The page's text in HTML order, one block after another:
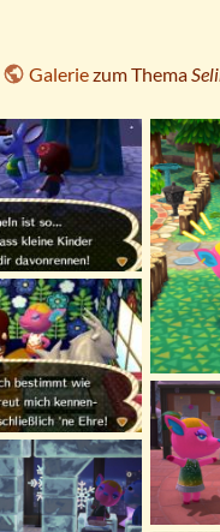
Galeriezum Thema